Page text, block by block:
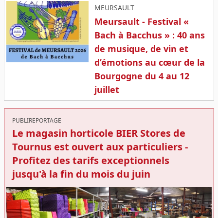
MEURSAULT
Meursault - Festival «
Bach à Bacchus » : 40 ans
de musique, de vin et
d’émotions au cœur de la
Bourgogne du 4 au 12
juillet
PUBLIREPORTAGE
Le magasin horticole BIER Stores de
Tournus est ouvert aux particuliers -
Profitez des tarifs exceptionnels
jusqu'à la fin du mois du juin